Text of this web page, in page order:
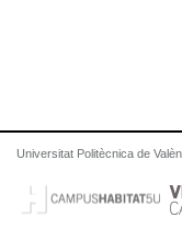
Universitat Politècnica de